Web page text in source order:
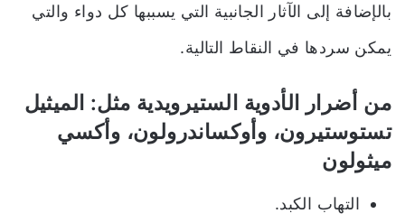
بالإضافة إلى الآثار الجانبية التي يسببها كل دواء والتي
يمكن سردها في النقاط التالية.
من أضرار الأدوية الستيرويدية مثل: الميثيل
تستوستيرون، وأوكساندرولون، وأكسي
ميثولون
التهاب الكبد.